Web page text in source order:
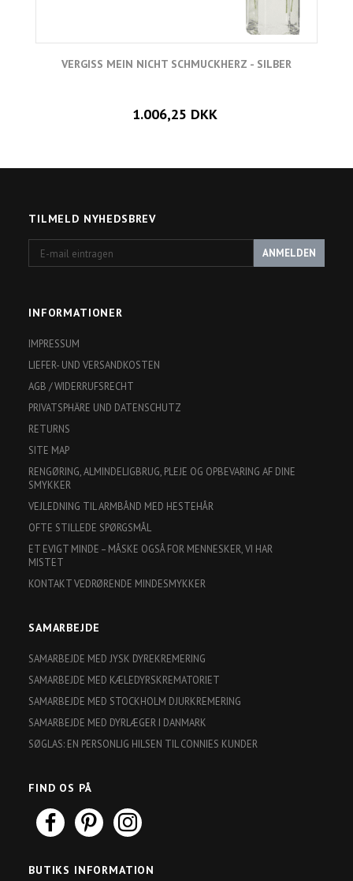
VERGISS MEIN NICHT SCHMUCKHERZ - SILBER
1.006,25 DKK
TILMELD NYHEDSBREV
mail
ANMELDEN
INFORMATIONER
IMPRESSUM
LIEFER- UND VERSANDKOSTEN
AGB / WIDERRUFSRECHT
PRIVATSPHÄRE UND DATENSCHUTZ
RETURNS
SITE MAP
RENGØRING, ALMINDELIGBRUG, PLEJE OG OPBEVARING AF DINE
SMYKKER
VEJLEDNING TIL ARMBÅND MED HESTEHÅR
OFTE STILLEDE SPØRGSMÅL
ET EVIGT MINDE – MÅSKE OGSÅ FOR MENNESKER, VI HAR
MISTET
KONTAKT VEDRØRENDE MINDESMYKKER
SAMARBEJDE
SAMARBEJDE MED JYSK DYREKREMERING
SAMARBEJDE MED KÆLEDYRSKREMATORIET
SAMARBEJDE MED STOCKHOLM DJURKREMERING
SAMARBEJDE MED DYRLÆGER I DANMARK
SØGLAS: EN PERSONLIG HILSEN TIL CONNIES KUNDER
FIND OS PÅ
BUTIKS INFORMATION